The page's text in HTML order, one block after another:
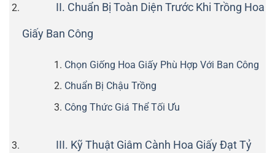
II. Chuẩn Bị Toàn Diện Trước Khi Trồng Hoa
Giấy Ban Công
Chọn Giống Hoa Giấy Phù Hợp Với Ban Công
Chuẩn Bị Chậu Trồng
Công Thức Giá Thể Tối Ưu
III. Kỹ Thuật Giâm Cành Hoa Giấy Đạt Tỷ